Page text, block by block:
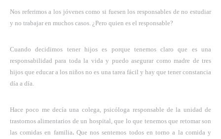
Nos referimos a los jóvenes como si fuesen los responsables de no estudiar
y no trabajar en muchos casos. ¿Pero quien es el responsable?
Cuando decidimos tener hijos es porque tenemos claro que es una
responsabilidad para toda la vida y puedo asegurar como madre de tres
hijos que educar a los niños no es una tarea fácil y hay que tener constancia
día a día.
Hace poco me decía una colega, psicóloga responsable de la unidad de
trastornos alimentarios de un hospital, que lo que tenemos que retomar son
las comidas en familia.Que nos sentemos todos en torno a la comida y